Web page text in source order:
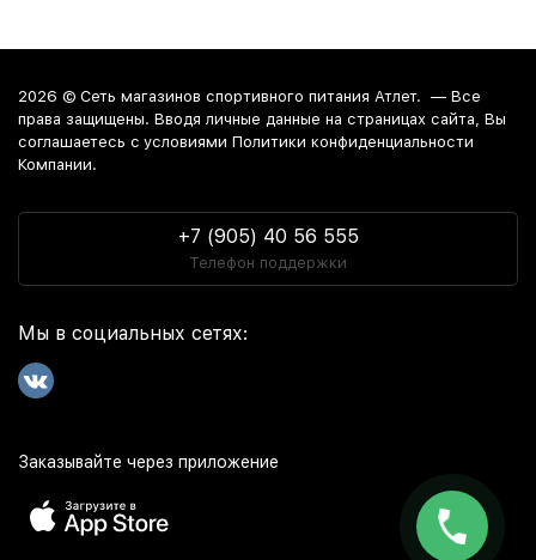
2026 © Сеть магазинов спортивного питания Атлет. — Все
права защищены. Вводя личные данные на страницах сайта, Вы
соглашаетесь c условиями Политики конфиденциальности
Компании.
+7 (905) 40 56 555
Телефон поддержки
Мы в социальных сетях:
Заказывайте через приложение